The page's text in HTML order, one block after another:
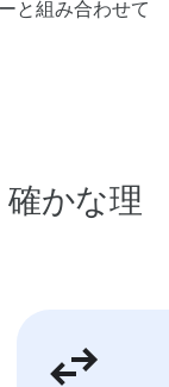
と組み合わせて
かな理